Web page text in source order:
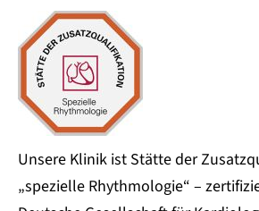
Unsere Klinik ist Stätte der
„spezielle Rhythmologie“ –